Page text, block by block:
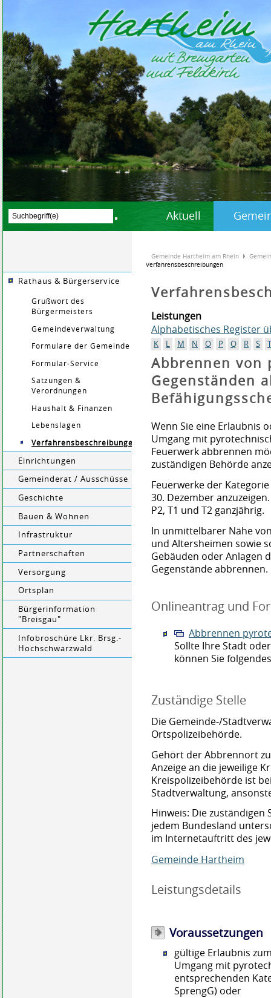
Aktuell
Rathaus & Bürgerservice
Grußwort des
Bürgermeisters
Gemeindeverwaltung
Formulare der Gemeinde
Formular-Service
Satzungen &
Verordnungen
Haushalt & Finanzen
Lebenslagen
Verfahrensbeschreibungen
Einrichtungen
Gemeinderat / Ausschüsse
Geschichte
Bauen & Wohnen
Infrastruktur
Partnerschaften
Versorgung
Ortsplan
Bürgerinformation
"Breisgau"
Infobroschüre Lkr. Brsg.-
Hochschwarzwald
Gemeinde Hartheim am Rhein
Verfahrensbeschreibungen
Leistungen
Alphabetisches Register
K L M N O P Q R S
Abbrennen von
Gegenständen
Wenn Sie eine Erlaubnis
Umgang mit
Feuerwerk abbrennen
zuständigen Behörde
Feuerwerke der
30. Dezember
P2, T1 und T2 ganzjährig.
In unmittelbarer Nähe
und Altersheimen sowie
Gebäuden oder Anlagen
Gegenstände abbrennen.
Onlineantrag und
Abbrennen
Sollte Ihre Stadt
können Sie
Zuständige Stelle
Die Gemeinde-/
Ortspolizeibehörde.
Gehört der Abbrennort
Anzeige an die jeweilige
Kreispolizeibehörde ist
Stadtverwaltung,
Hinweis: Die
jedem Bundesland
im Internetauftritt des
Gemeinde Hartheim
Leistungsdetails
Voraussetzungen
gültige Erlaubnis
Umgang mit
entsprechenden
SprengG) oder